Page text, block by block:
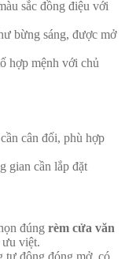
sắc đồng điệu với
bừng sáng, được mở
hợp mệnh với chủ
cân đối, phù hợp
gian cần lắp đặt
đúng rèm cửa văn
việt.
tự động đóng mở, có